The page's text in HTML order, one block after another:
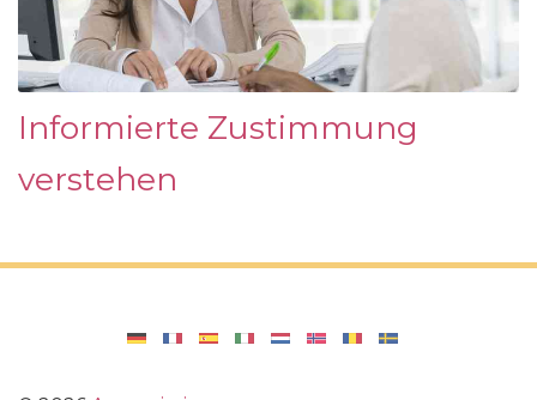
Informierte Zustimmung
verstehen